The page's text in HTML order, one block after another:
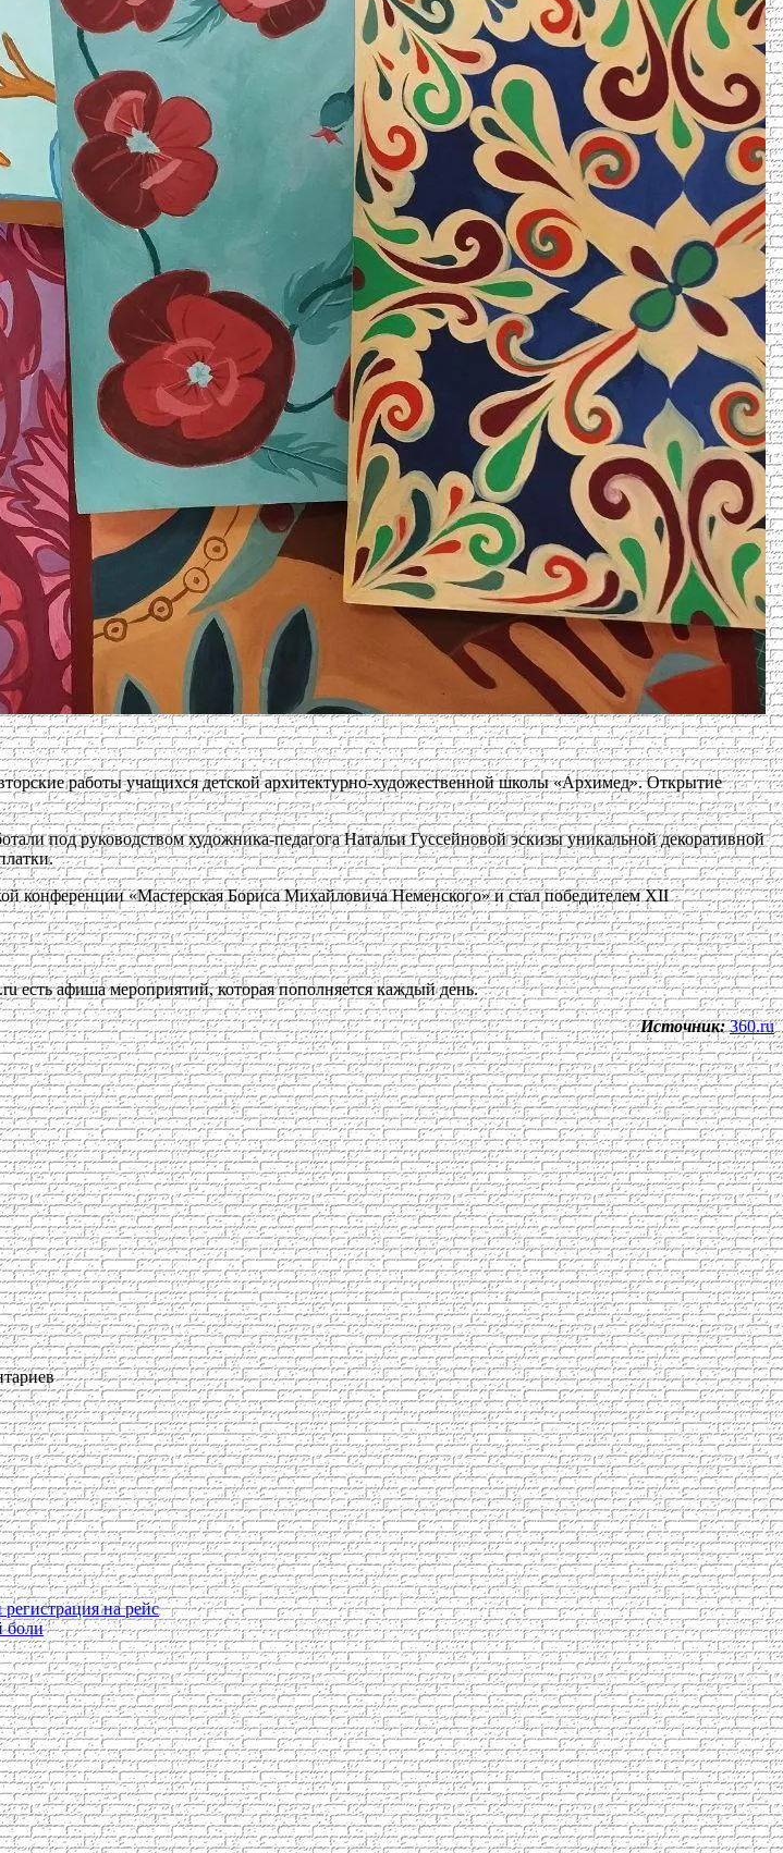
работы учащихся детской архитектурно-художественной школы «Архимед». Открытие
под руководством художника-педагога Натальи Гуссейновой эскизы уникальной декоративной
конференции «Мастерская Бориса Михайловича Неменского» и стал победителем ХII
есть афиша мероприятий, которая пополняется каждый день.
Источник: 360.ru
на рейс
боли